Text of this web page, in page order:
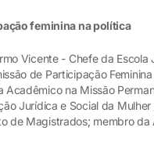
feminina na política
Vicente - Chefe da Escola
de Participação
Acadêmico na Missão
Jurídica e Social da
de Magistrados; membro da